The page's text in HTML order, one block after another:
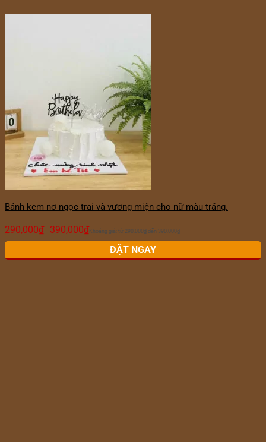
Bánh kem nơ ngọc trai và vương miện cho nữ màu trắng.
290,000₫ – 390,000₫ Khoảng giá: từ 290,000₫ đến 390,000₫
ĐẶT NGAY